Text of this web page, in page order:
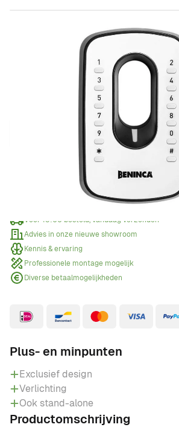
9760032 Productgroep E
Incl. BTW
€ 281,93
Offerte aanvragen
Wanneer een offerte aanvragen?
Voor 15:00 besteld, vandaag verzonden
Advies in onze nieuwe showroom
Kennis & ervaring
Professionele montage mogelijk
Diverse betaalmogelijkheden
Plus- en minpunten
Exclusief design
Verlichting
Ook stand-alone
Productomschrijving